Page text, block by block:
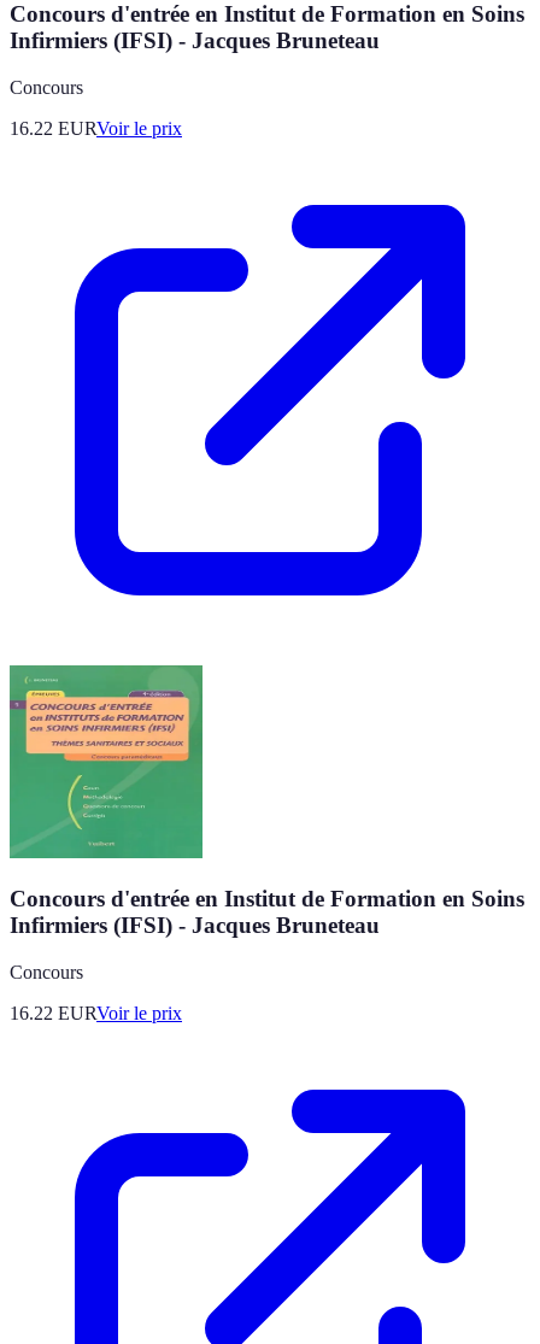
Concours d'entrée en Institut de Formation en Soins
Infirmiers (IFSI) - Jacques Bruneteau
Concours
16.22 EURVoir le prix
Concours d'entrée en Institut de Formation en Soins
Infirmiers (IFSI) - Jacques Bruneteau
Concours
16.22 EURVoir le prix